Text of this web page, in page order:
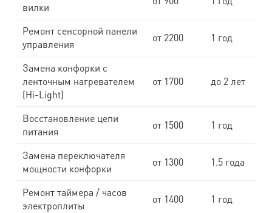
вилки
Ремонт сенсорной панели
управления
от 2200 1 год
Замена конфорки с
ленточным нагревателем
(Hi-Light)
от 1700 до 2 лет
Восстановление цепи
питания
от 1500 1 год
Замена переключателя
мощности конфорки
от 1300 1.5 года
Ремонт таймера / часов
электроплиты
от 1400 1 год